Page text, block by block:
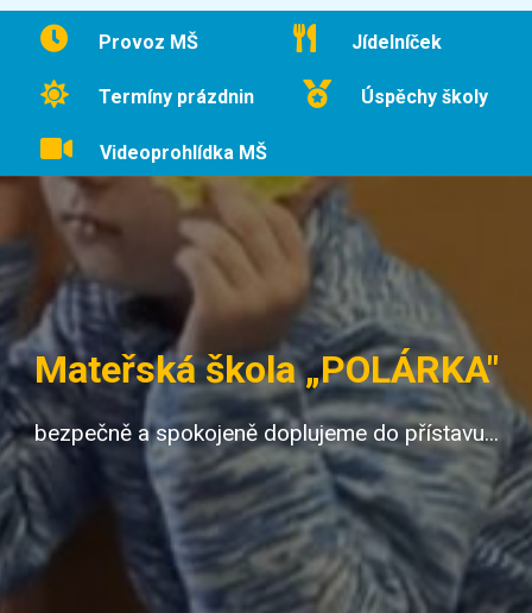
Provoz MŠ Jídelníček
Termíny prázdnin Úspěchy školy
Videoprohlídka MŠ
Mateřská škola „POLÁRKA"
bezpečně a spokojeně doplujeme do přístavu...